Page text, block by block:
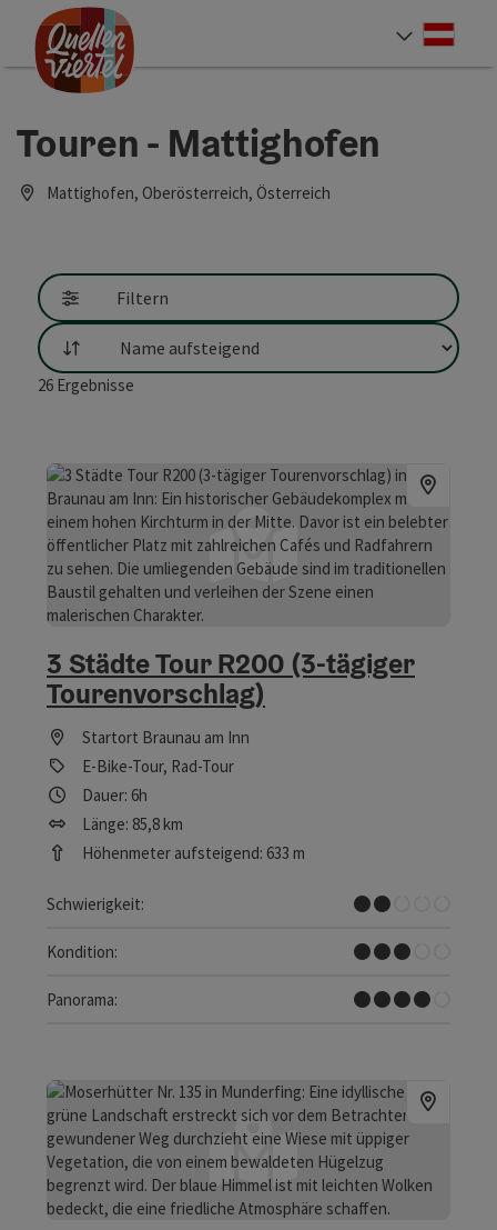
Zum Inhalt
Zur Navigation
Zum Seitenanfang
Touren - Mattighofen
Mattighofen, Oberösterreich, Österreich
Filtern
Sortierung
26 Ergebnisse
3 Städte Tour R200 (3-tägiger
Tourenvorschlag)
Startort Braunau am Inn
E-Bike-Tour, Rad-Tour
Dauer: 6h
Länge: 85,8 km
Höhenmeter aufsteigend: 633 m
Schwierigkeit:
Leicht
Kondition:
Mittel
Panorama:
Tolles Panorama